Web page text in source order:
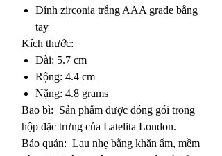
Đính zirconia trắng AAA grade bằng
tay
Kích thước:
Dài: 5.7 cm
Rộng: 4.4 cm
Nặng: 4.8 grams
Bao bì: Sản phẩm được đóng gói trong
hộp đặc trưng của Latelita London.
Bảo quản: Lau nhẹ bằng khăn ẩm, mềm